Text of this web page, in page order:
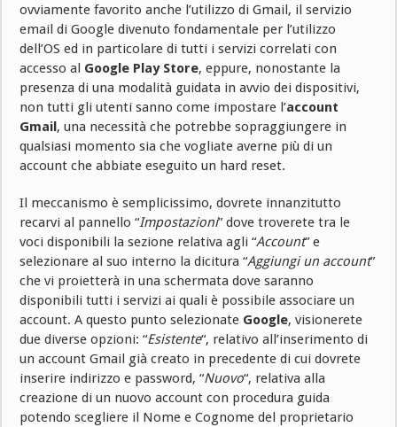
ovviamente favorito anche l’utilizzo di Gmail, il servizio
email di Google divenuto fondamentale per l’utilizzo
dell’OS ed in particolare di tutti i servizi correlati con
accesso al Google Play Store, eppure, nonostante la
presenza di una modalità guidata in avvio dei dispositivi,
non tutti gli utenti sanno come impostare l’account
Gmail, una necessità che potrebbe sopraggiungere in
qualsiasi momento sia che vogliate averne più di un
account che abbiate eseguito un hard reset.
Il meccanismo è semplicissimo, dovrete innanzitutto
recarvi al pannello “Impostazioni” dove troverete tra le
voci disponibili la sezione relativa agli “Account” e
selezionare al suo interno la dicitura “Aggiungi un account”
che vi proietterà in una schermata dove saranno
disponibili tutti i servizi ai quali è possibile associare un
account. A questo punto selezionate Google, visionerete
due diverse opzioni: “Esistente“, relativo all’inserimento di
un account Gmail già creato in precedente di cui dovrete
inserire indirizzo e password, “Nuovo“, relativa alla
creazione di un nuovo account con procedura guida
potendo scegliere il Nome e Cognome del proprietario